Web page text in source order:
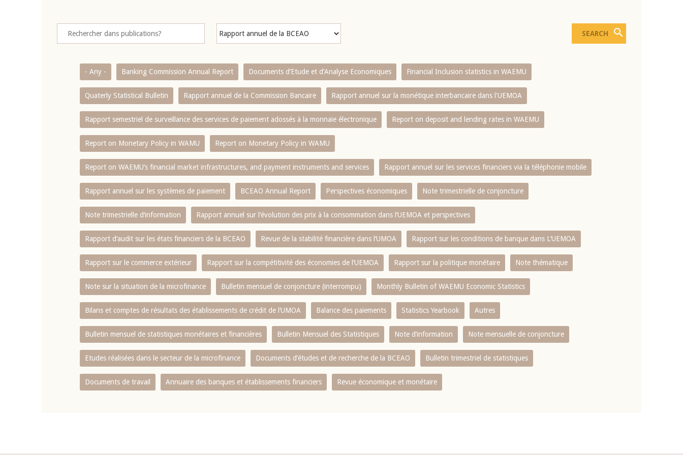
- Any - Banking Commission Annual Report Documents d’Etude et d’Analyse Economiques Financial Inclusion statistics in WAEMU
Quaterly Statistical Bulletin Rapport annuel de la Commission Bancaire Rapport annuel sur la monétique interbancaire dans l'UEMOA
Rapport semestriel de surveillance des services de paiement adossés à la monnaie électronique Report on deposit and lending rates in WAEMU
Report on Monetary Policy in WAMU Report on Monetary Policy in WAMU
Report on WAEMU’s financial market infrastructures, and payment instruments and services Rapport annuel sur les services financiers via la téléphonie mobile
Rapport annuel sur les systèmes de paiement BCEAO Annual Report Perspectives économiques Note trimestrielle de conjoncture
Note trimestrielle d‘information Rapport annuel sur l‘évolution des prix à la consommation dans l‘UEMOA et perspectives
Rapport d‘audit sur les états financiers de la BCEAO Revue de la stabilité financière dans l‘UMOA Rapport sur les conditions de banque dans L‘UEMOA
Rapport sur le commerce extérieur Rapport sur la compétitivité des économies de l‘UEMOA Rapport sur la politique monétaire Note thématique
Note sur la situation de la microfinance Bulletin mensuel de conjoncture (interrompu) Monthly Bulletin of WAEMU Economic Statistics
Bilans et comptes de résultats des établissements de crédit de l‘UMOA Balance des paiements Statistics Yearbook Autres
Bulletin mensuel de statistiques monétaires et financières Bulletin Mensuel des Statistiques Note d’information Note mensuelle de conjoncture
Etudes réalisées dans le secteur de la microfinance Documents d’études et de recherche de la BCEAO Bulletin trimestriel de statistiques
Documents de travail Annuaire des banques et établissements financiers Revue économique et monétaire